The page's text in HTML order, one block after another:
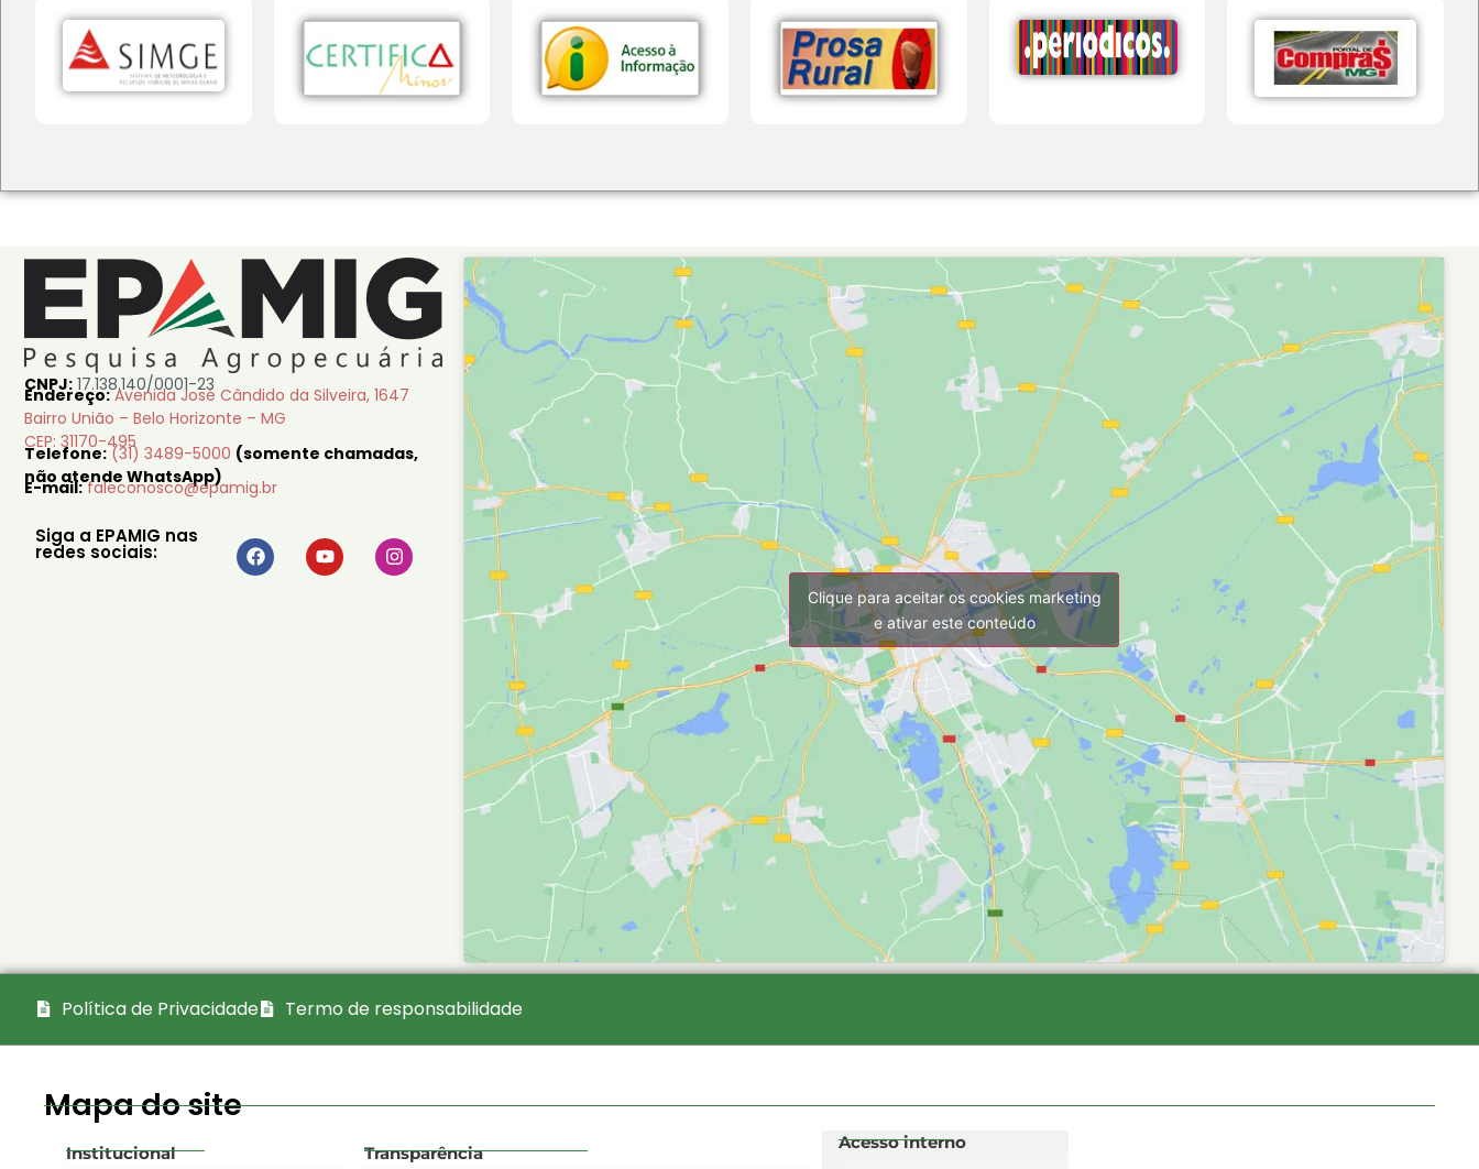
CNPJ: 17.138.140/0001-23
Endereço: Avenida José Cândido da Silveira, 1647
Bairro União – Belo Horizonte – MG
CEP: 31170-495
Telefone: (31) 3489-5000 (somente chamadas,
não atende WhatsApp)
E-mail: faleconosco@epamig.br
Siga a EPAMIG nas
redes sociais:
Clique para aceitar os cookies marketing
e ativar este conteúdo
Política de Privacidade Termo de responsabilidade
Mapa do site
Institucional Transparência
Acesso interno